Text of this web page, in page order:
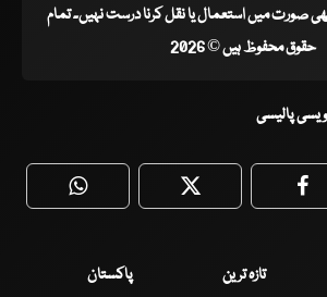
صورت میں استعمال یا نقل کرنا درست نہیں۔ تمام
حقوق محفوظ ہیں © 2026
پالیسی
WhatsApp Twitter
تازہ ترین
پاکستان